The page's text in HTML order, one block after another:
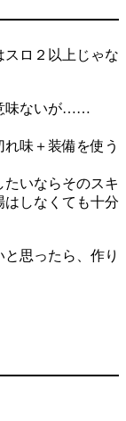
スロ２以上じゃな
味ないが……
味＋装備を使う
いならそのスキ
はしなくても十分
思ったら、作り